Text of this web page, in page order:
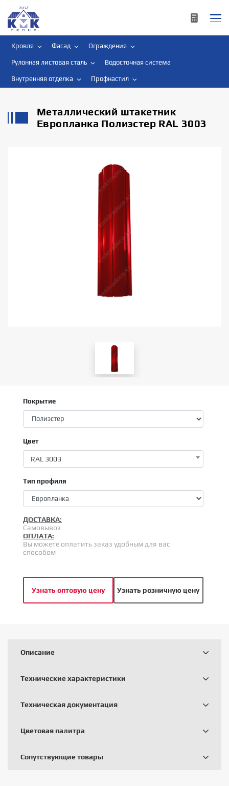
Кровля Фасад Ограждения
Рулонная листовая сталь Водосточная система
Внутренняя отделка Профнастил
Металлический штакетник
Европланка Полиэстер RAL 3003
Покрытие
Цвет
RAL 3003
Тип профиля
ДОСТАВКА:
Самовывоз
ОПЛАТА:
Вы можете оплатить заказ удобным для вас
способом
Узнать оптовую цену Узнать розничную цену
Описание
Технические характеристики
Техническая документация
Цветовая палитра
Сопутствующие товары